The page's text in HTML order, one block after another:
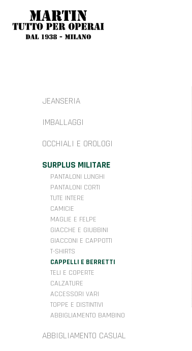
JEANSERIA
IMBALLAGGI
OCCHIALI E OROLOGI
SURPLUS MILITARE
PANTALONI LUNGHI
PANTALONI CORTI
TUTE INTERE
CAMICIE
MAGLIE E FELPE
GIACCHE E GIUBBINI
GIACCONI E CAPPOTTI
T-SHIRTS
CAPPELLI E BERRETTI
TELI E COPERTE
CALZATURE
ACCESSORI VARI
TOPPE E DISTINTIVI
ABBIGLIAMENTO BAMBINO
ABBIGLIAMENTO CASUAL